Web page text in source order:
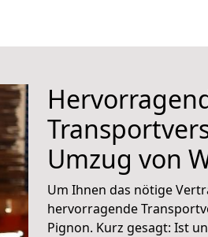
Umzug von
Um Ihnen das nötige
hervorragende
Pignon. Kurz gesagt: Ist